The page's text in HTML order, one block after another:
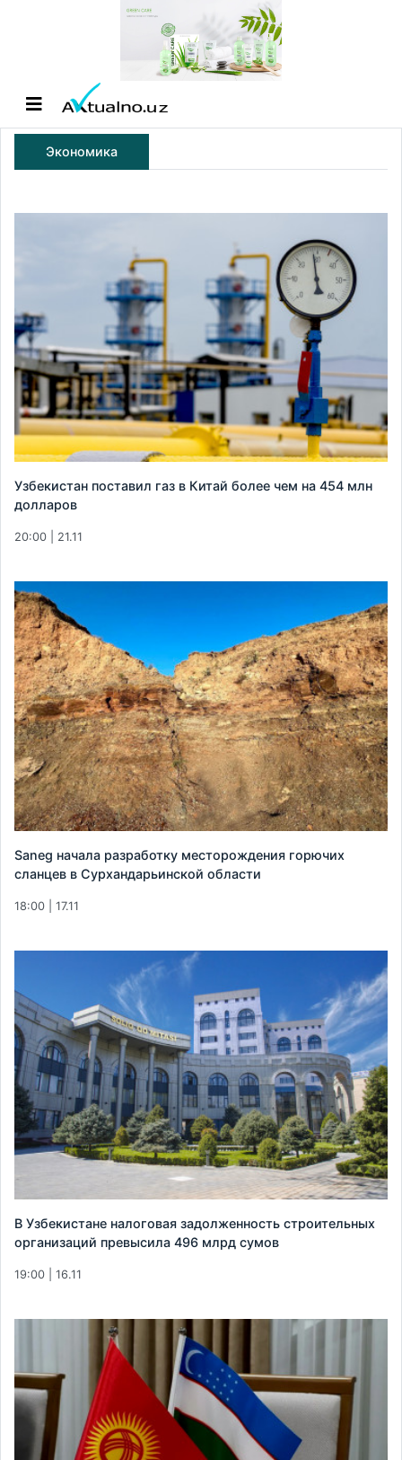
Экономика
Узбекистан поставил газ в Китай более чем на 454 млн
долларов
20:00 | 21.11
Saneg начала разработку месторождения горючих
сланцев в Сурхандарьинской области
18:00 | 17.11
В Узбекистане налоговая задолженность строительных
организаций превысила 496 млрд сумов
19:00 | 16.11